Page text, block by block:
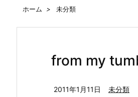
ホーム > 未分類
from my
2011年1月11日 未分類